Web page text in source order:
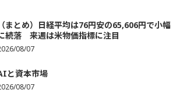
（まとめ）日経平均は76円安の65,606円で小幅
続落 来週は米物価指標に注目
08/07
と資本市場
08/07